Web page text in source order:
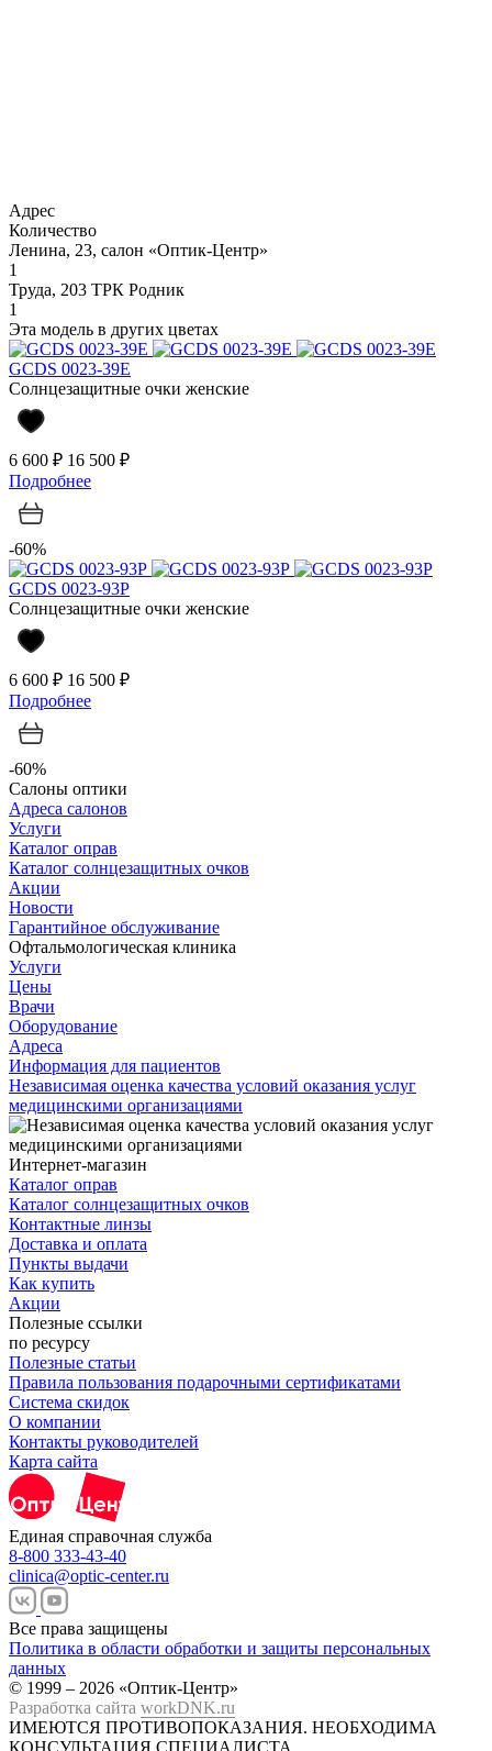
Адрес
Количество
Ленина, 23, салон «Оптик-Центр»
1
Труда, 203 ТРК Родник
1
Эта модель в других цветах
GCDS 0023-39E
Солнцезащитные очки женские
6 600 ₽ 16 500 ₽
Подробнее
-60%
GCDS 0023-93P
Солнцезащитные очки женские
6 600 ₽ 16 500 ₽
Подробнее
-60%
Салоны оптики
Адреса салонов
Услуги
Каталог оправ
Каталог солнцезащитных очков
Акции
Новости
Гарантийное обслуживание
Офтальмологическая клиника
Услуги
Цены
Врачи
Оборудование
Адреса
Информация для пациентов
Независимая оценка качества условий оказания услуг
медицинскими организациями
Интернет-магазин
Каталог оправ
Каталог солнцезащитных очков
Контактные линзы
Доставка и оплата
Пункты выдачи
Как купить
Акции
Полезные ссылки
по ресурсу
Полезные статьи
Правила пользования подарочными сертификатами
Система скидок
О компании
Контакты руководителей
Карта сайта
Единая справочная служба
8-800 333-43-40
clinica@optic-center.ru
Все права защищены
Политика в области обработки и защиты персональных
данных
© 1999 – 2026 «Оптик-Центр»
Разработка сайта workDNK.ru
ИМЕЮТСЯ ПРОТИВОПОКАЗАНИЯ. НЕОБХОДИМА
КОНСУЛЬТАЦИЯ СПЕЦИАЛИСТА